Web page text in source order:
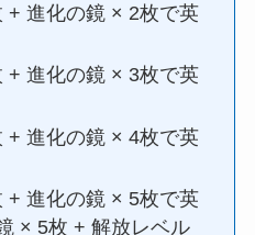
+ 進化の鏡 × 2枚で英
+ 進化の鏡 × 3枚で英
+ 進化の鏡 × 4枚で英
+ 進化の鏡 × 5枚で英
× 5枚 + 解放レベル